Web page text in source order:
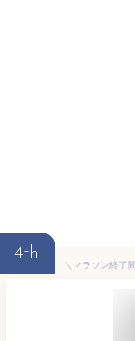
4th